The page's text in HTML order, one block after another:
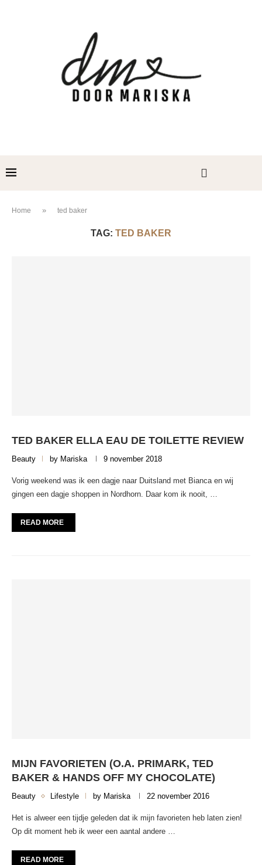
Home » ted baker
TAG: TED BAKER
TED BAKER ELLA EAU DE TOILETTE REVIEW
Beauty by Mariska 9 november 2018
Vorig weekend was ik een dagje naar Duitsland met Bianca en wij
gingen een dagje shoppen in Nordhorn. Daar kom ik nooit, …
READ MORE
MIJN FAVORIETEN (O.A. PRIMARK, TED
BAKER & HANDS OFF MY CHOCOLATE)
Beauty Lifestyle by Mariska 22 november 2016
Het is alweer een tijdje geleden dat ik mijn favorieten heb laten zien!
Op dit moment heb ik weer een aantal andere …
READ MORE